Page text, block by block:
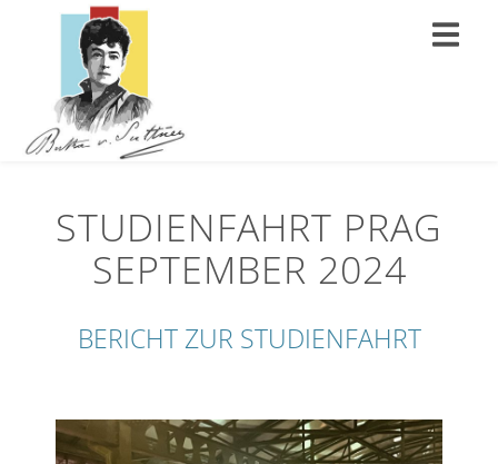
STUDIENFAHRT PRAG
SEPTEMBER 2024
BERICHT ZUR STUDIENFAHRT